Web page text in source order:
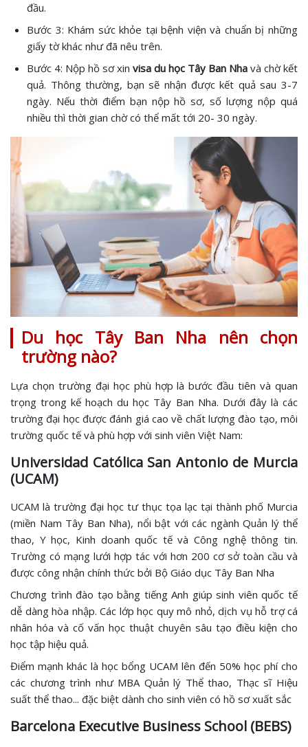
đầu.
Bước 3: Khám sức khỏe tại bệnh viện và chuẩn bị những
giấy tờ khác như đã nêu trên.
Bước 4: Nộp hồ sơ xin visa du học Tây Ban Nha và chờ kết
quả. Thông thường, bạn sẽ nhận được kết quả sau 3-7
ngày. Nếu thời điểm bạn nộp hồ sơ, số lượng nộp quá
nhiều thì thời gian chờ có thể mất tới 20- 30 ngày.
Du học Tây Ban Nha nên chọn
trường nào?
Lựa chọn trường đại học phù hợp là bước đầu tiên và quan
trọng trong kế hoạch du học Tây Ban Nha. Dưới đây là các
trường đại học được đánh giá cao về chất lượng đào tạo, môi
trường quốc tế và phù hợp với sinh viên Việt Nam:
Universidad Católica San Antonio de Murcia
(UCAM)
UCAM là trường đại học tư thục tọa lạc tại thành phố Murcia
(miền Nam Tây Ban Nha), nổi bật với các ngành Quản lý thể
thao, Y học, Kinh doanh quốc tế và Công nghệ thông tin.
Trường có mạng lưới hợp tác với hơn 200 cơ sở toàn cầu và
được công nhận chính thức bởi Bộ Giáo dục Tây Ban Nha
Chương trình đào tạo bằng tiếng Anh giúp sinh viên quốc tế
dễ dàng hòa nhập. Các lớp học quy mô nhỏ, dịch vụ hỗ trợ cá
nhân hóa và cố vấn học thuật chuyên sâu tạo điều kiện cho
học tập hiệu quả.
Điểm mạnh khác là học bổng UCAM lên đến 50% học phí cho
các chương trình như MBA Quản lý Thể thao, Thạc sĩ Hiệu
suất thể thao... đặc biệt dành cho sinh viên có hồ sơ xuất sắc
Barcelona Executive Business School (BEBS)